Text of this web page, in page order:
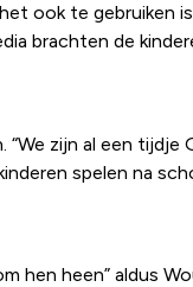
ook te gebruiken
brachten de
zijn al een tijdje
spelen na
hen heen” aldus